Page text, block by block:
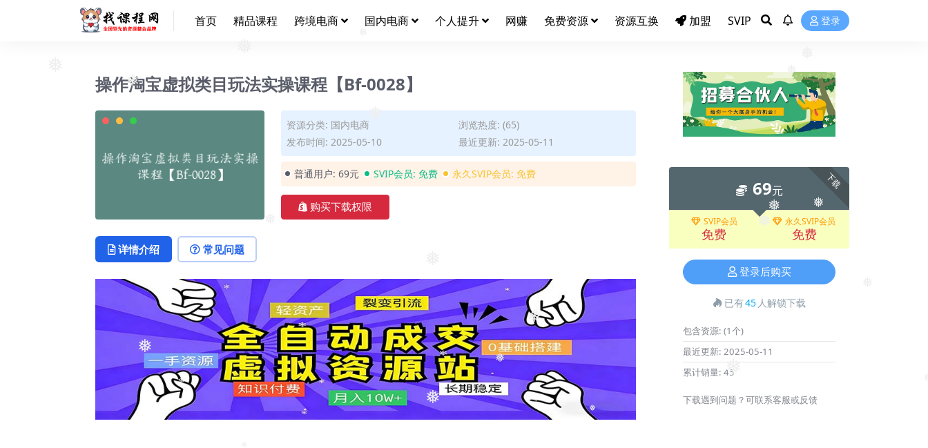
❅
❅
❅
❅
❅
❅
❅
❅
❅
❅
❅
❅
首页 精品课程 跨境电商 国内电商 个人提升 网赚 免费资源 资源互换 加盟 SVIP 登录
操作淘宝虚拟类目玩法实操课程【Bf-0028】
资源分类: 国内电商
浏览热度: (65)
发布时间: 2025-05-10
最近更新: 2025-05-11
普通用户: 69元 SVIP会员: 免费 永久SVIP会员: 免费
购买下载权限
详情介绍 常见问题
下载
69元
SVIP会员
免费
永久SVIP会员
免费
登录后购买
已有45 人解锁下载
包含资源: (1个)
最近更新: 2025-05-11
累计销量: 45
下载遇到问题？可联系客服或反馈